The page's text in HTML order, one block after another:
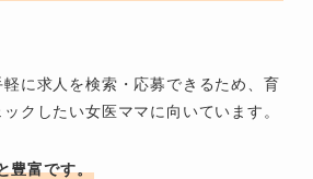
に求人を検索・応募できるため、育
クしたい女医ママに向いています。
豊富です。